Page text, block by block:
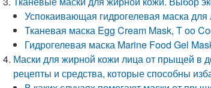
Успокаивающая гидрогелевая маска
Тканевая маска Egg Cream Mask, T oo
Гидрогелевая маска Marine Food Gel
Маски для жирной кожи лица от прыщей в
рецепты и средства, которые способны